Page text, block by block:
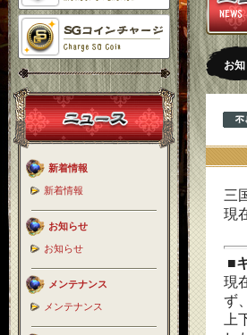
新着情報
新着情報
お知らせ
お知らせ
メンテナンス
メンテナンス
お
三
現
■
現
ず、